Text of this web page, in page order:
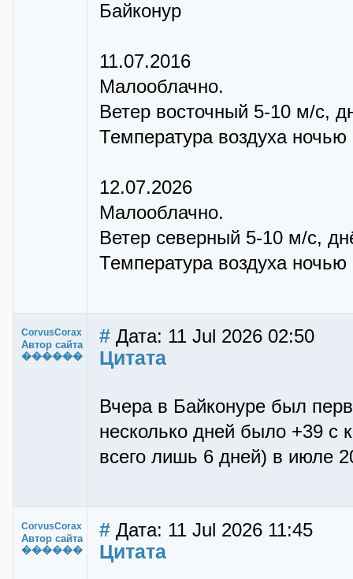
Байконур
11.07.2016
Малооблачно.
Ветер восточный 5-10 м/с,
Температура воздуха
12.07.2026
Малооблачно.
Ветер северный 5-10 м/с,
Температура воздуха
CorvusCorax
Автор сайта
������
# Дата: 11 Jul 2026 02:50
Цитата
Вчера в Байконуре был
несколько дней было +39 с
всего лишь 6 дней) в июле
CorvusCorax
Автор сайта
������
# Дата: 11 Jul 2026 11:45
Цитата